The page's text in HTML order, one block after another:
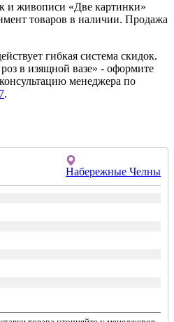
и живописи «Две картинки»
товаров в наличии. Продажа
гибкая система скидок.
в изящной вазе» - оформите
менеджера по
.
Набережные Челны